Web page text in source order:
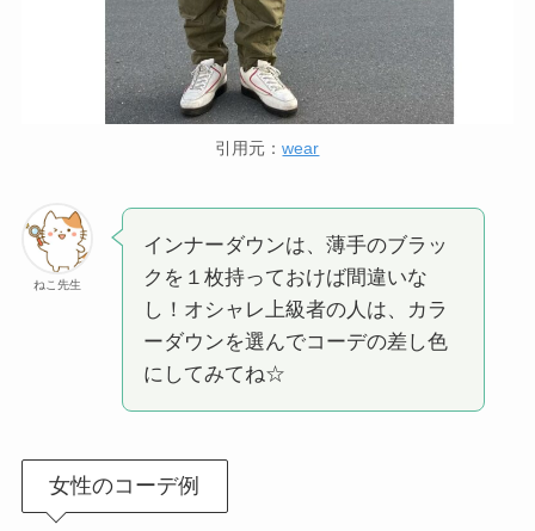
引用元：wear
ねこ先生
インナーダウンは、薄手のブラッ
クを１枚持っておけば間違いな
し！オシャレ上級者の人は、カラ
ーダウンを選んでコーデの差し色
にしてみてね☆
女性のコーデ例